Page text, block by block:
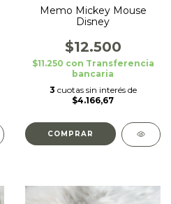
Memo Mickey Mouse
Disney
$12.500
$11.250 con Transferencia
bancaria
3 cuotas sin interés de
$4.166,67